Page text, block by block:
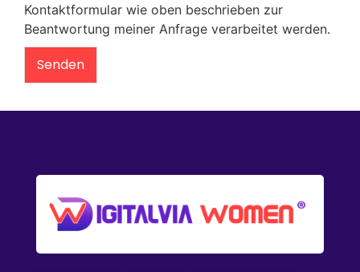
Kontaktformular wie oben beschrieben zur
Beantwortung meiner Anfrage verarbeitet werden.
Senden